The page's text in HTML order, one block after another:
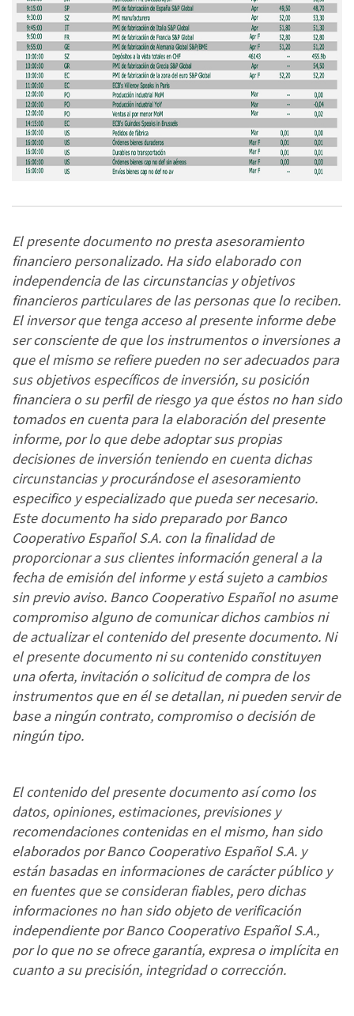
El presente documento no presta asesoramiento
financiero personalizado. Ha sido elaborado con
independencia de las circunstancias y objetivos
financieros particulares de las personas que lo reciben.
El inversor que tenga acceso al presente informe debe
ser consciente de que los instrumentos o inversiones a
que el mismo se refiere pueden no ser adecuados para
sus objetivos específicos de inversión, su posición
financiera o su perfil de riesgo ya que éstos no han sido
tomados en cuenta para la elaboración del presente
informe, por lo que debe adoptar sus propias
decisiones de inversión teniendo en cuenta dichas
circunstancias y procurándose el asesoramiento
especifico y especializado que pueda ser necesario.
Este documento ha sido preparado por Banco
Cooperativo Español S.A. con la finalidad de
proporcionar a sus clientes información general a la
fecha de emisión del informe y está sujeto a cambios
sin previo aviso. Banco Cooperativo Español no asume
compromiso alguno de comunicar dichos cambios ni
de actualizar el contenido del presente documento. Ni
el presente documento ni su contenido constituyen
una oferta, invitación o solicitud de compra de los
instrumentos que en él se detallan, ni pueden servir de
base a ningún contrato, compromiso o decisión de
ningún tipo.
El contenido del presente documento así como los
datos, opiniones, estimaciones, previsiones y
recomendaciones contenidas en el mismo, han sido
elaborados por Banco Cooperativo Español S.A. y
están basadas en informaciones de carácter público y
en fuentes que se consideran fiables, pero dichas
informaciones no han sido objeto de verificación
independiente por Banco Cooperativo Español S.A.,
por lo que no se ofrece garantía, expresa o implícita en
cuanto a su precisión, integridad o corrección.